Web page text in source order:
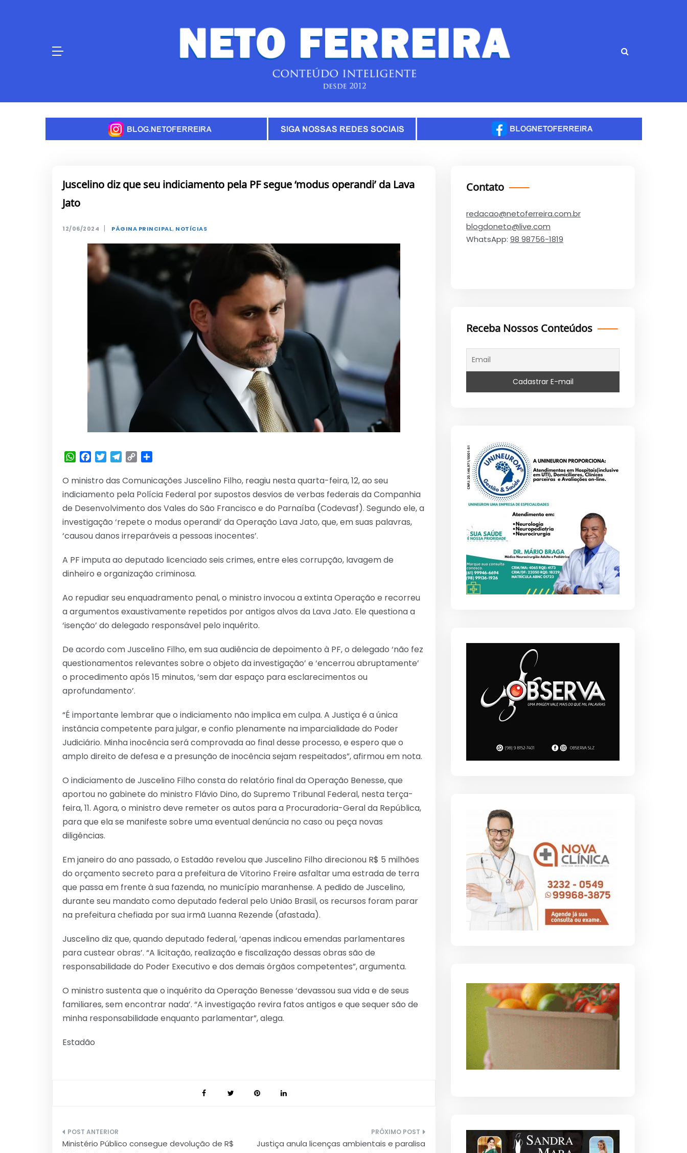
Juscelino diz que seu indiciamento pela PF segue ‘modus operandi’ da Lava
Jato
12/06/2024 | PÁGINA PRINCIPAL, NOTÍCIAS
WhatsApp
Facebook
TwitterTelegram
Copy
O ministro das Comunicações Juscelino Filho, reagiu nesta quarta-feira, 12, ao seu
indiciamento pela Polícia Federal por supostos desvios de verbas federais da Companhia
de Desenvolvimento dos Vales do São Francisco e do Parnaíba (Codevasf). Segundo ele, a
investigação ‘repete o modus operandi’ da Operação Lava Jato, que, em suas palavras,
‘causou danos irreparáveis a pessoas inocentes’.
A PF imputa ao deputado licenciado seis crimes, entre eles corrupção, lavagem de
dinheiro e organização criminosa.
Ao repudiar seu enquadramento penal, o ministro invocou a extinta Operação e recorreu
a argumentos exaustivamente repetidos por antigos alvos da Lava Jato. Ele questiona a
‘isenção’ do delegado responsável pelo inquérito.
De acordo com Juscelino Filho, em sua audiência de depoimento à PF, o delegado ‘não fez
questionamentos relevantes sobre o objeto da investigação’ e ‘encerrou abruptamente’
o procedimento após 15 minutos, ‘sem dar espaço para esclarecimentos ou
aprofundamento’.
“É importante lembrar que o indiciamento não implica em culpa. A Justiça é a única
instância competente para julgar, e confio plenamente na imparcialidade do Poder
Judiciário. Minha inocência será comprovada ao final desse processo, e espero que o
amplo direito de defesa e a presunção de inocência sejam respeitados”, afirmou em nota.
O indiciamento de Juscelino Filho consta do relatório final da Operação Benesse, que
aportou no gabinete do ministro Flávio Dino, do Supremo Tribunal Federal, nesta terça-
feira, 11. Agora, o ministro deve remeter os autos para a Procuradoria-Geral da República,
para que ela se manifeste sobre uma eventual denúncia no caso ou peça novas
diligências.
Em janeiro do ano passado, o Estadão revelou que Juscelino Filho direcionou R$ 5 milhões
do orçamento secreto para a prefeitura de Vitorino Freire asfaltar uma estrada de terra
que passa em frente à sua fazenda, no município maranhense. A pedido de Juscelino,
durante seu mandato como deputado federal pelo União Brasil, os recursos foram parar
na prefeitura chefiada por sua irmã Luanna Rezende (afastada).
Juscelino diz que, quando deputado federal, ‘apenas indicou emendas parlamentares
para custear obras’. “A licitação, realização e fiscalização dessas obras são de
responsabilidade do Poder Executivo e dos demais órgãos competentes”, argumenta.
O ministro sustenta que o inquérito da Operação Benesse ‘devassou sua vida e de seus
familiares, sem encontrar nada’. “A investigação revira fatos antigos e que sequer são de
minha responsabilidade enquanto parlamentar”, alega.
Estadão
Navegação
Ministério Público consegue devolução de R$
Justiça anula licenças ambientais e paralisa
Contato
redacao@netoferreira.com.br
blogdoneto@live.com
WhatsApp: 98 98756-1819
Receba Nossos Conteúdos